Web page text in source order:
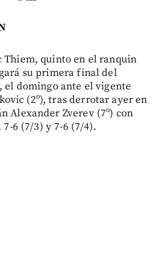
Thiem, quinto en el ranquin
su primera final del
domingo ante el vigente
(2º), tras derrotar ayer en
Alexander Zverev (7º) con
6 (7/3) y 7-6 (7/4).